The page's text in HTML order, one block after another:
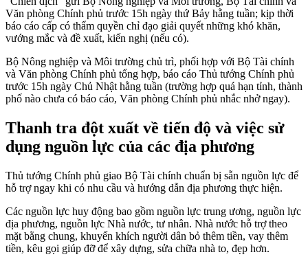
Văn phòng Chính phủ trước 15h ngày thứ Bảy hằng tuần; kịp thời
báo cáo cấp có thẩm quyền chỉ đạo giải quyết những khó khăn,
vướng mắc và đề xuất, kiến nghị (nếu có).
Bộ Nông nghiệp và Môi trường chủ trì, phối hợp với Bộ Tài chính
và Văn phòng Chính phủ tổng hợp, báo cáo Thủ tướng Chính phủ
trước 15h ngày Chủ Nhật hằng tuần (trường hợp quá hạn tỉnh, thành
phố nào chưa có báo cáo, Văn phòng Chính phủ nhắc nhở ngay).
Thanh tra đột xuất về tiến độ và việc sử
dụng nguồn lực của các địa phương
Thủ tướng Chính phủ giao Bộ Tài chính chuẩn bị sẵn nguồn lực để
hỗ trợ ngay khi có nhu cầu và hướng dẫn địa phương thực hiện.
Các nguồn lực huy động bao gồm nguồn lực trung ương, nguồn lực
địa phương, nguồn lực Nhà nước, tư nhân. Nhà nước hỗ trợ theo
mặt bằng chung, khuyến khích người dân bỏ thêm tiền, vay thêm
tiền, kêu gọi giúp đỡ để xây dựng, sửa chữa nhà to, đẹp hơn.